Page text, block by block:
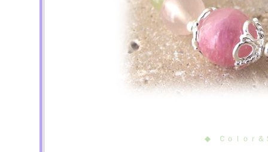
◆ Ｃｏｌｏｒ＆